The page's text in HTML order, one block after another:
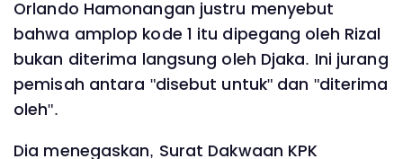
Orlando Hamonangan justru menyebut
bahwa amplop kode 1 itu dipegang oleh Rizal
bukan diterima langsung oleh Djaka. Ini jurang
pemisah antara "disebut untuk" dan "diterima
oleh".
Dia menegaskan, Surat Dakwaan KPK